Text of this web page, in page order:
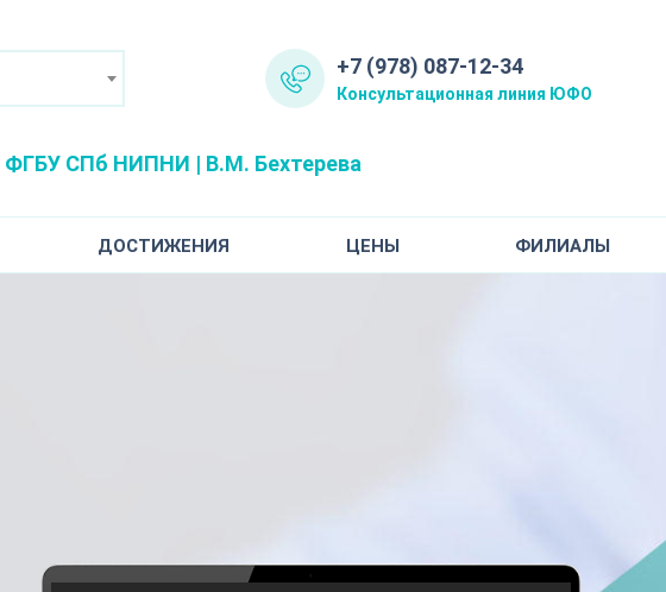
+7 (978) 087-12-34
Консультационная линия ЮФО
ФГБУ СПб НИПНИ | В.М. Бехтерева
ДОСТИЖЕНИЯ ЦЕНЫ ФИЛИАЛЫ